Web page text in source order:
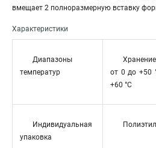
вмещает 2 полноразмерную вставку
Характеристики
Диапазоны
температур
от 0 до +50
+60 °C
Индивидуальная
упаковка